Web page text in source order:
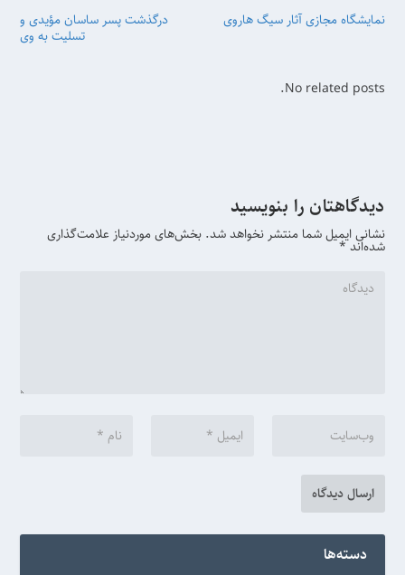
نمایشگاه مجازی آثار سیگ هاروی
درگذشت پسر ساسان مؤیدی و
تسلیت به وی
No related posts.
دیدگاهتان را بنویسید
نشانی ایمیل شما منتشر نخواهد شد. بخش‌های موردنیاز علامت‌گذاری
شده‌اند*
دسته‌ها